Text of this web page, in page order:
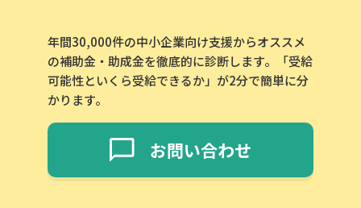
年間30,000件の中小企業向け支援からオススメ
の補助金・助成金を徹底的に診断します。「受給
可能性といくら受給できるか」が2分で簡単に分
かります。
お問い合わせ